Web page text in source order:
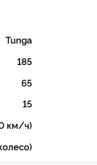
Tunga
185
65
15
км/ч)